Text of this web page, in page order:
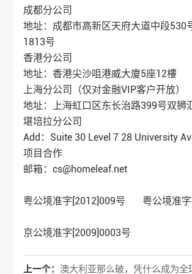
成都分公司
地址：成都市高新区天府大道中段530
1813号
香港分公司
地址：香港尖沙咀港威大廈5座12樓
上海分公司（仅对金融VIP客户开放）
地址：上海虹口区东长治路399号双狮
堪培拉分公司
Add：Suite 30 Level 7 28 University
项目合作
邮箱：cs@homeleaf.net
粤公境准字[2012]009号 粤公境准字
京公境准字[2009]0003号
上一个：